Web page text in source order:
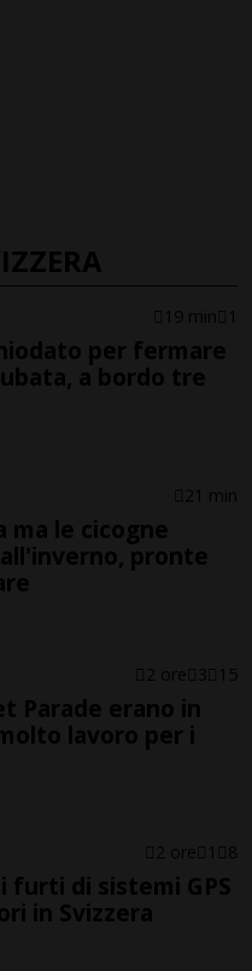
19 min 1
per fermare
a bordo tre
21 min
ma le cicogne
pronte
2 ore 3 15
Parade erano in
lavoro per i
2 ore 1 8
furti di sistemi GPS
in Svizzera